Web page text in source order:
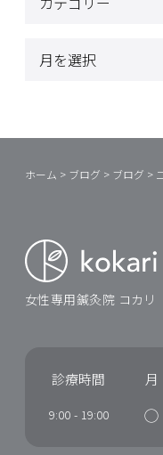
ホーム > ブログ > ブログ >
女性専用鍼灸院 コカリ
診療時間 月
9:00 - 19:00 ◯